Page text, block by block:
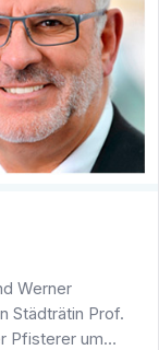
Werner
Städträtin Prof.
Pfisterer um